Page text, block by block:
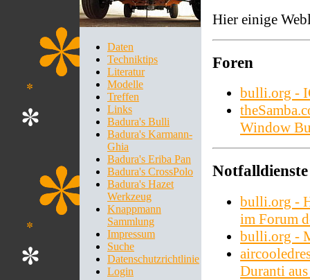
Daten
Techniktips
Literatur
Modelle
Treffen
Links
Badura's Bulli
Badura's Karmann-
Ghia
Badura's Eriba Pan
Badura's CrossPolo
Badura's Hazet
Werkzeug
Knappmann
Sammlung
Impressum
Suche
Datenschutzrichtlinie
Login
Hier einige
Foren
bulli.org -
Window
Notfalldienste
bulli.org -
im Forum
bulli.org -
Duranti